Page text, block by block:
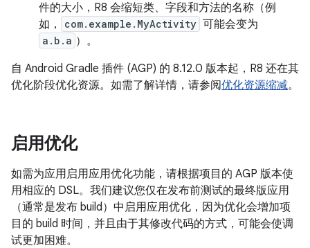
件的大小，R8 会缩短类、字段和方法的名称（例
如，
com.example.MyActivity 可能会变为
a.b.a ）。
自 Android Gradle 插件 (AGP) 的 8.12.0 版本起，R8 还在其
优化阶段优化资源。如需了解详情，请参阅优化资源缩减。
启用优化
如需为应用启用应用优化功能，请根据项目的 AGP 版本使
用相应的 DSL。我们建议您仅在发布前测试的最终版应用
（通常是发布 build）中启用应用优化，因为优化会增加项
目的 build 时间，并且由于其修改代码的方式，可能会使调
试更加困难。